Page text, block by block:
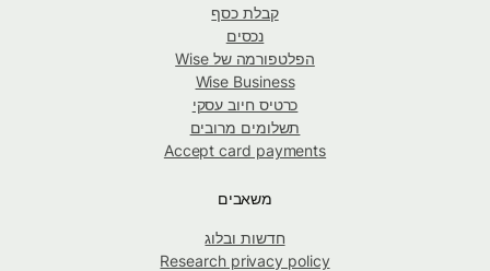
קבלת כסף
נכסים
הפלטפורמה של Wise
Wise Business
כרטיס חיוב עסקי
תשלומים מרובים
Accept card payments
משאבים
חדשות ובלוג
Research privacy policy